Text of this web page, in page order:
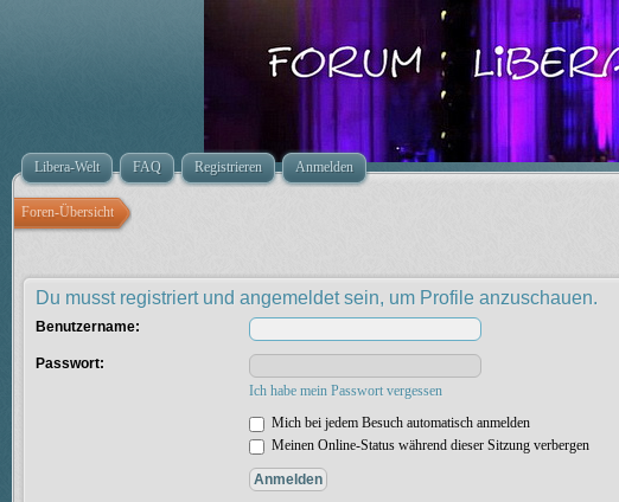
Libera-Welt FAQ Registrieren Anmelden
Foren-Übersicht
Du musst registriert und angemeldet sein, um Profile anzuschauen.
Benutzername:
Passwort:
Ich habe mein Passwort vergessen
Mich bei jedem Besuch automatisch anmelden
Meinen Online-Status während dieser Sitzung verbergen